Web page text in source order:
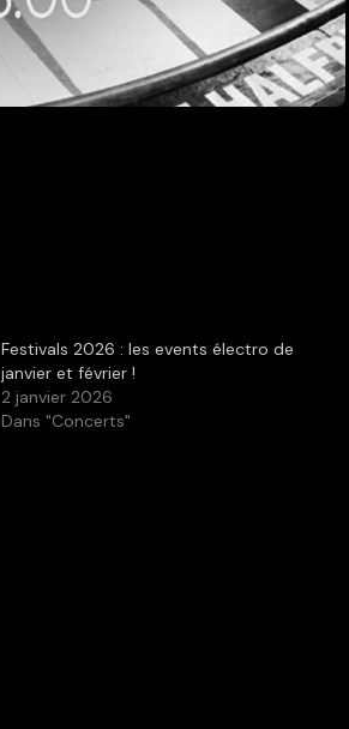
Festivals 2026 : les events électro de
janvier et février !
2 janvier 2026
Dans "Concerts"